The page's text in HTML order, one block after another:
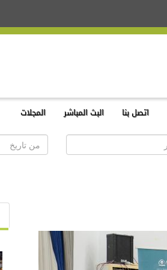
اتصل بنا البث المباشر المجلات